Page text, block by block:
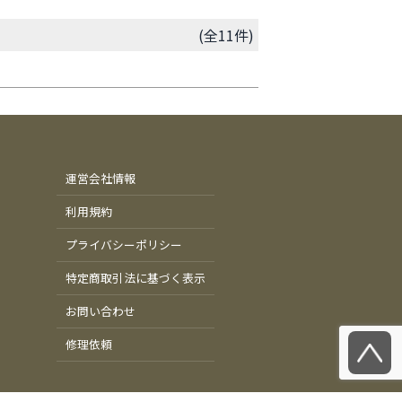
(全11件)
運営会社情報
利用規約
プライバシーポリシー
特定商取引法に基づく表示
お問い合わせ
修理依頼